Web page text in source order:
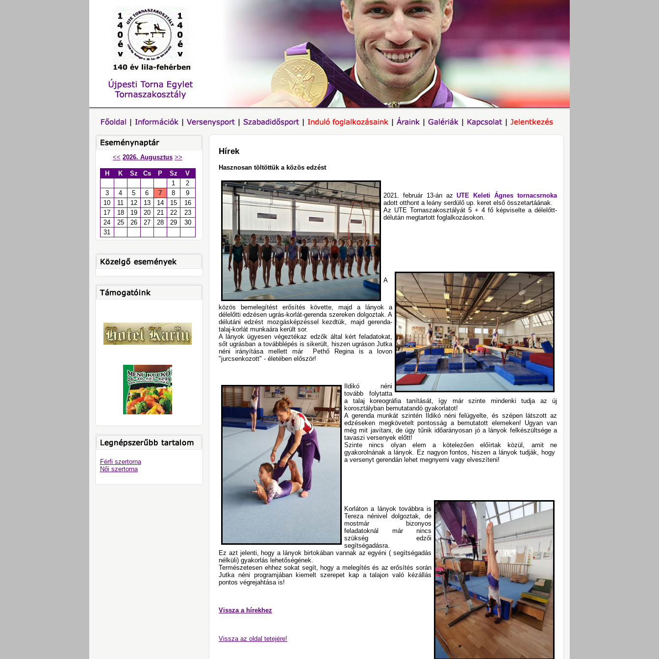
<< 2026. Augusztus >>
H K Sz Cs P Sz
V
1
2
3
4 5 6 7 8
9
10
11 12 13 14 15
16
17
18 19 20 21 22
23
24
25 26 27 28 29
30
31
Férfi szertorna
Női szertorna
Hírek
Hasznosan töltöttük a közös edzést
2021. február 13-án azUTE Keleti Ágnes tornacsrnoka
adott otthont a leány serdülő up. keret első összetartáának.
Az UTE Tornaszakosztályát 5 + 4 fő képviselte a délelőtt-
délután megtartott foglalkozásokon.
A
közös bemelegítést erősítés követte, majd a lányok a
délelőtti edzésen ugrás-korlát-gerenda szereken dolgoztak. A
délutáni edzést mozgásképzéssel kezdtük, majd gerenda-
talaj-korlát munkaára került sor.
A lányok ügyesen végeztékaz edzők által kért feladatokat,
sőt ugrásban a továbblépés is sikerült, hiszen ugráson Jutka
néni irányítása mellett már Pethő Regina is a lovon
"jurcsenkozott" - életében először!
Ildikó néni
tovább folytatta
a talaj koreográfia tanítását, így már szinte mindenki tudja az új
korosztályban bemutatandó gyakorlatot!
A gerenda munkát szintén Ildikó néni felügyelte, és szépen látszott az
edzéseken megkövetelt pontosság a bemutatott elemeken! Ugyan van
még mit javítani, de úgy tűnik időarányosan jó a lányok felkészültsége a
tavaszi versenyek előtt!
Szinte nincs olyan elem a kötelezően előírtak közül, amit ne
gyakorolnának a lányok. Ez nagyon fontos, hiszen a lányok tudják, hogy
a versenyt gerendán lehet megnyerni vagy elveszíteni!
Korláton a lányok továbbra is
Tereza nénivel dolgoztak, de
mostmár bizonyos
feladatoknál már nincs
szükség edzői
segítségadásra.
Ez azt jelenti, hogy a lányok birtokában vannak az egyéni ( segítségadás
nélküli) gyakorlás lehetőségének.
Természetesen ehhez sokat segít, hogy a melegítés és az erősítés során
Jutka néni programjában kiemelt szerepet kap a talajon való kézállás
pontos végrejahtása is!
Vissza a hírekhez
Vissza az oldal tetejére!